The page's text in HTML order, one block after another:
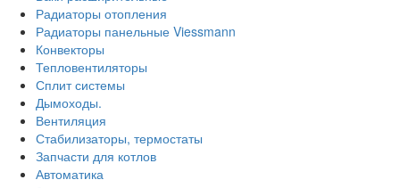
Радиаторы отопления
Радиаторы панельные Viessmann
Конвекторы
Тепловентиляторы
Сплит системы
Дымоходы.
Вентиляция
Стабилизаторы, термостаты
Запчасти для котлов
Автоматика